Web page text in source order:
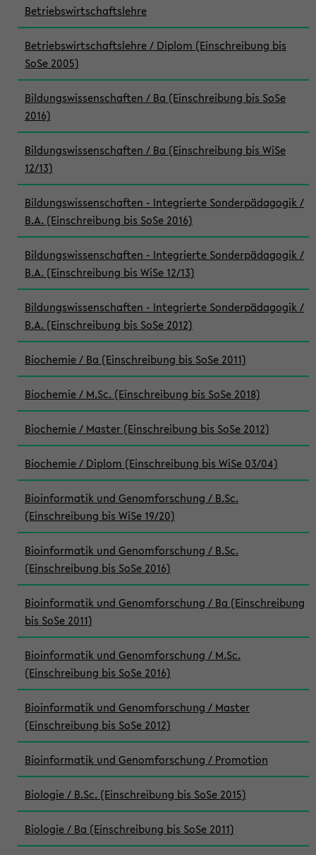
Betriebswirtschaftslehre
Betriebswirtschaftslehre / Diplom (Einschreibung bis
SoSe 2005)
Bildungswissenschaften / Ba (Einschreibung bis SoSe
2016)
Bildungswissenschaften / Ba (Einschreibung bis WiSe
12/13)
Bildungswissenschaften - Integrierte Sonderpädagogik /
B.A. (Einschreibung bis SoSe 2016)
Bildungswissenschaften - Integrierte Sonderpädagogik /
B.A. (Einschreibung bis WiSe 12/13)
Bildungswissenschaften - Integrierte Sonderpädagogik /
B.A. (Einschreibung bis SoSe 2012)
Biochemie / Ba (Einschreibung bis SoSe 2011)
Biochemie / M.Sc. (Einschreibung bis SoSe 2018)
Biochemie / Master (Einschreibung bis SoSe 2012)
Biochemie / Diplom (Einschreibung bis WiSe 03/04)
Bioinformatik und Genomforschung / B.Sc.
(Einschreibung bis WiSe 19/20)
Bioinformatik und Genomforschung / B.Sc.
(Einschreibung bis SoSe 2016)
Bioinformatik und Genomforschung / Ba (Einschreibung
bis SoSe 2011)
Bioinformatik und Genomforschung / M.Sc.
(Einschreibung bis SoSe 2016)
Bioinformatik und Genomforschung / Master
(Einschreibung bis SoSe 2012)
Bioinformatik und Genomforschung / Promotion
Biologie / B.Sc. (Einschreibung bis SoSe 2015)
Biologie / Ba (Einschreibung bis SoSe 2011)